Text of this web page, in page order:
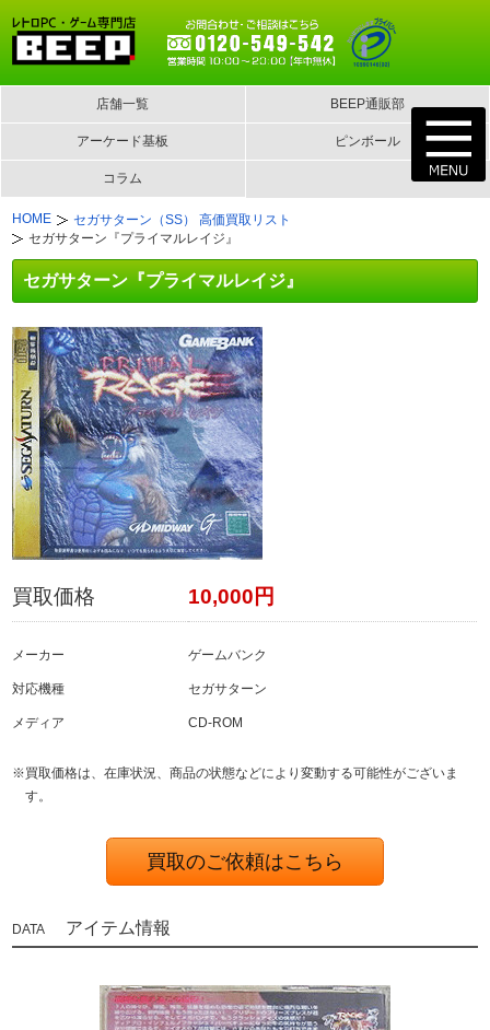
店舗一覧 BEEP通販部
アーケード基板 ピンボール
コラム
HOME
セガサターン（SS） 高価買取リスト
セガサターン『プライマルレイジ』
セガサターン『プライマルレイジ』
買取価格 10,000円
メーカー ゲームバンク
対応機種 セガサターン
メディア CD-ROM
※買取価格は、在庫状況、商品の状態などにより変動する可能性がございま
す。
買取のご依頼はこちら
アイテム情報